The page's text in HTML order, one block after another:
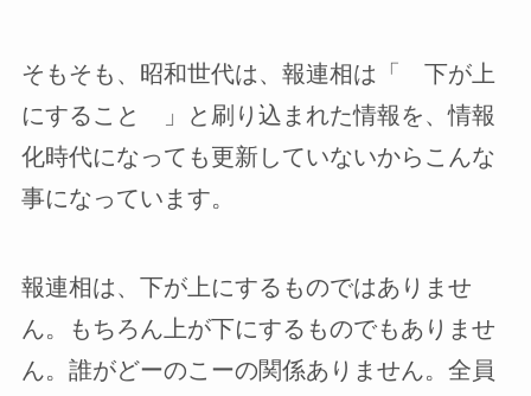
そもそも、昭和世代は、報連相は「 下が上
にすること 」と刷り込まれた情報を、情報
化時代になっても更新していないからこんな
事になっています。
報連相は、下が上にするものではありませ
ん。もちろん上が下にするものでもありませ
ん。誰がどーのこーの関係ありません。全員